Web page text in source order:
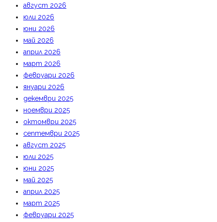
август 2026
юли 2026
юни 2026
май 2026
април 2026
март 2026
февруари 2026
януари 2026
декември 2025
ноември 2025
октомври 2025
септември 2025
август 2025
юли 2025
юни 2025
май 2025
април 2025
март 2025
февруари 2025